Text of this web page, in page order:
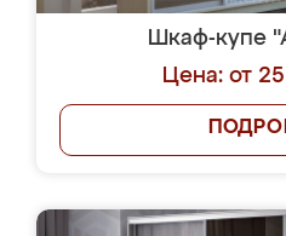
Шкаф-купе
Цена: от